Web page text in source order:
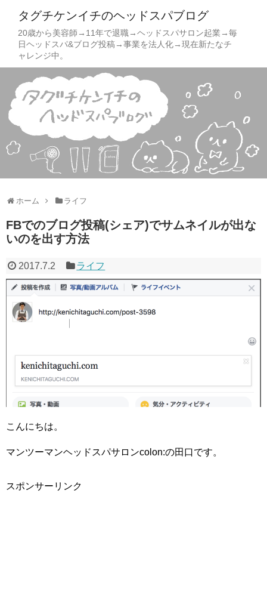
タグチケンイチのヘッドスパブログ
20歳から美容師→11年で退職→ヘッドスパサロン起業→毎
日ヘッドスパ&ブログ投稿→事業を法人化→現在新たなチ
ャレンジ中。
ホーム ライフ
FBでのブログ投稿(シェア)でサムネイルが出な
いのを出す方法
2017.7.2 ライフ
こんにちは。
マンツーマンヘッドスパサロンcolon:の田口です。
スポンサーリンク